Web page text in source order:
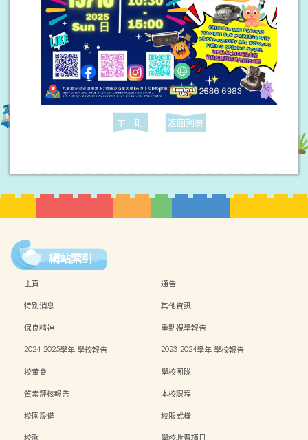
下一則 返回列表
網站索引
主頁
通告
特別消息
其他資訊
保良精神
重點視學報告
2024-2025學年 學校報告
2023-2024學年 學校報告
校董會
學校團隊
質素評核報告
本校課程
校園設備
校服式樣